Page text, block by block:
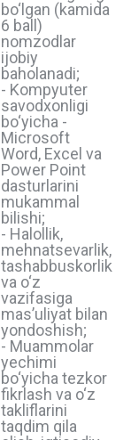
bo‘lgan (kamida
6 ball)
nomzodlar
ijobiy
baholanadi;
- Kompyuter
savodxonligi
bo‘yicha -
Microsoft
Word, Excel va
Power Point
dasturlarini
mukammal
bilishi;
- Halollik,
mehnatsevarlik,
tashabbuskorlik
va o‘z
vazifasiga
masʼuliyat bilan
yondoshish;
- Muammolar
yechimi
bo‘yicha tezkor
fikrlash va o‘z
takliflarini
taqdim qila